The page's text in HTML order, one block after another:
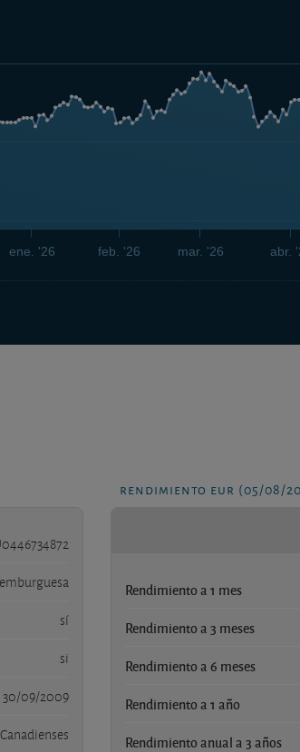
ene. '26 feb. '26 mar. '26 abr.
sí
si
30/09/2009
rendimiento eur (05/08/
Rendimiento a 1 mes
Rendimiento a 3 meses
Rendimiento a 6 meses
Rendimiento a 1 año
Rendimiento anual a 3 años